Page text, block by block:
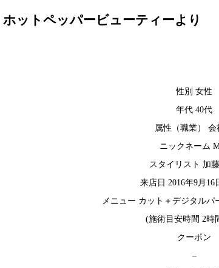
ホットペッパービューティーより
性別 女性
年代 40代
属性（職業） 会
ニックネーム
スタイリスト 加
来店日 2016年9月16
メニュー カット＋デジタルパ
(施術目安時間 2時
クーポン
–